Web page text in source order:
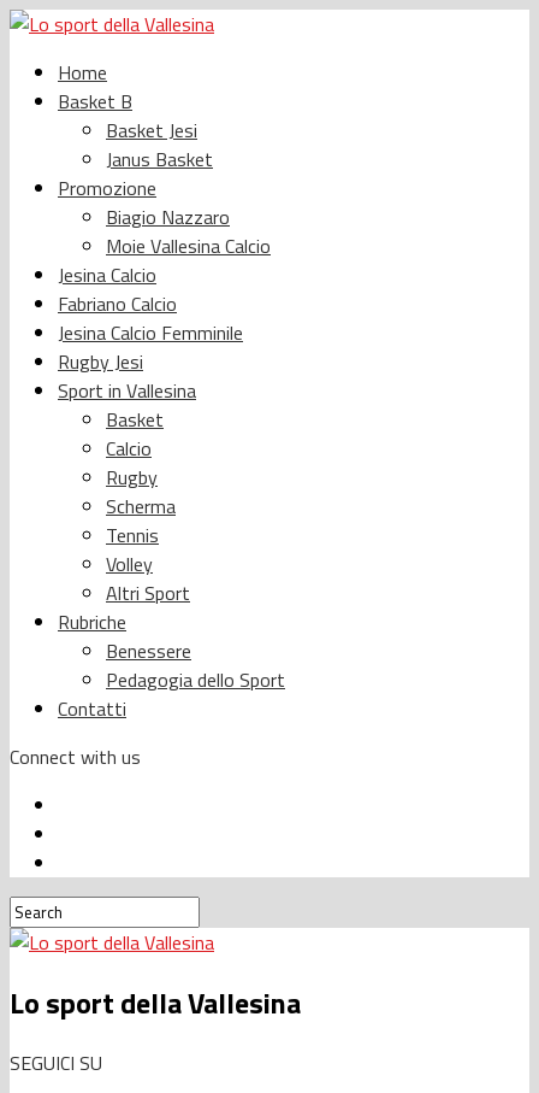
Home
Basket B
Basket Jesi
Janus Basket
Promozione
Biagio Nazzaro
Moie Vallesina Calcio
Jesina Calcio
Fabriano Calcio
Jesina Calcio Femminile
Rugby Jesi
Sport in Vallesina
Basket
Calcio
Rugby
Scherma
Tennis
Volley
Altri Sport
Rubriche
Benessere
Pedagogia dello Sport
Contatti
Connect with us
Lo sport della Vallesina
SEGUICI SU